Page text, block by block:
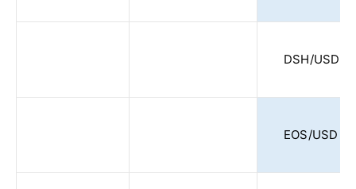
DSH/USD
EOS/USD